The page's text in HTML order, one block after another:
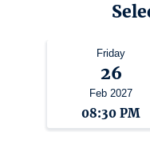
Friday
26
Feb 2027
08:30 PM